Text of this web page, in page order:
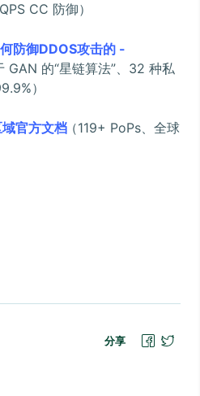
CC 防御）
防御DDOS攻击的 -
GAN 的“星链算法”、32 种私
）
官方文档（119+ PoPs、全球
分享